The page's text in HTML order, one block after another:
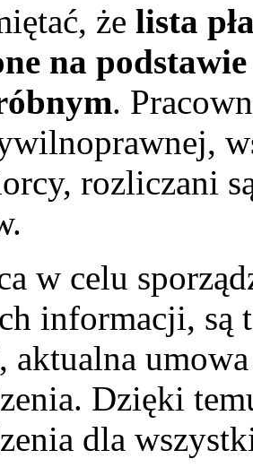
że lista
na
.
rozliczani
w celu
informacji, są
aktualna
Dzięki
dla